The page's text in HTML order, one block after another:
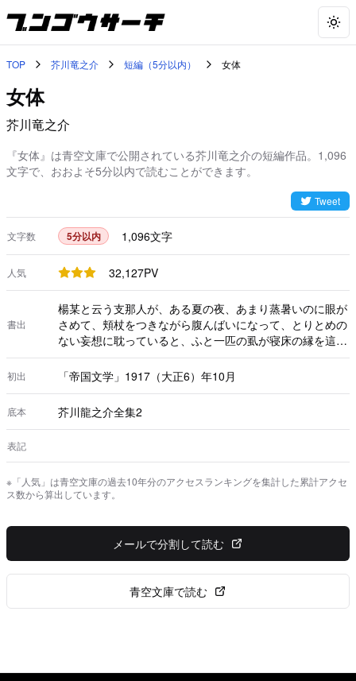
TOP 芥川竜之介 短編（5分以内） 女体
女体
芥川竜之介
『女体』は青空文庫で公開されている芥川竜之介の短編作品。1,096
文字で、おおよそ5分以内で読むことができます。
Tweet
文字数 5分以内 1,096文字
人気 32,127PV
書出
楊某と云う支那人が、ある夏の夜、あまり蒸暑いのに眼が
さめて、頬杖をつきながら腹んばいになって、とりとめの
ない妄想に耽っていると、ふと一匹の虱が寝床の縁を這っ
ているのに気がついた。
初出 「帝国文学」1917（大正6）年10月
底本 芥川龍之介全集2
表記
※「人気」は青空文庫の過去10年分のアクセスランキングを集計した累計アクセ
ス数から算出しています。
メールで分割して読む
青空文庫で読む